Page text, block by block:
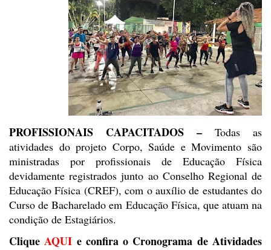
PROFISSIONAIS CAPACITADOS – Todas as
atividades do projeto Corpo, Saúde e Movimento são
ministradas por profissionais de Educação Física
devidamente registrados junto ao Conselho Regional de
Educação Física (CREF), com o auxílio de estudantes do
Curso de Bacharelado em Educação Física, queatuam na
condição de Estagiários.
CliqueAQUI e confira o Cronograma de Atividades